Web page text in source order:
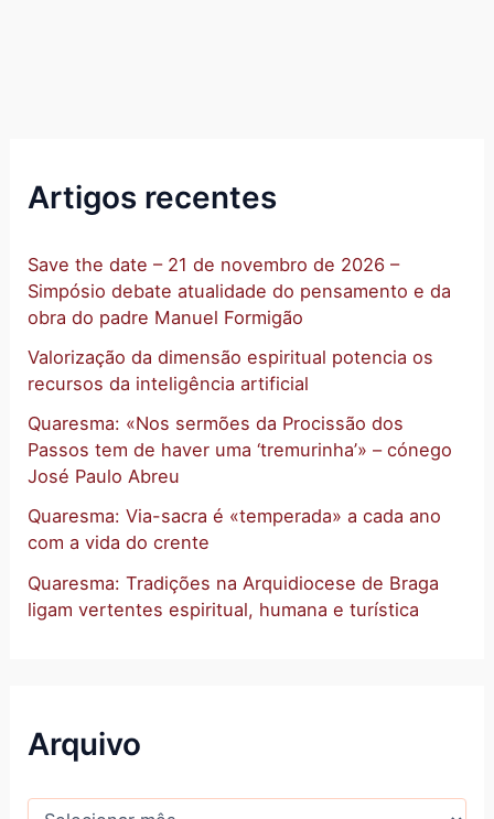
Artigos recentes
Save the date – 21 de novembro de 2026 –
Simpósio debate atualidade do pensamento e da
obra do padre Manuel Formigão
Valorização da dimensão espiritual potencia os
recursos da inteligência artificial
Quaresma: «Nos sermões da Procissão dos
Passos tem de haver uma ‘tremurinha’» – cónego
José Paulo Abreu
Quaresma: Via-sacra é «temperada» a cada ano
com a vida do crente
Quaresma: Tradições na Arquidiocese de Braga
ligam vertentes espiritual, humana e turística
Arquivo